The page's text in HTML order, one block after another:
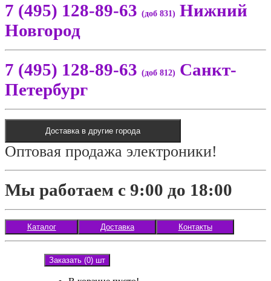
7 (495) 128-89-63 (доб 831) Нижний
Новгород
7 (495) 128-89-63 (доб 812) Санкт-
Петербург
Доставка в другие города
Оптовая продажа электроники!
Мы работаем с 9:00 до 18:00
Каталог Доставка Контакты
Заказать (0) шт